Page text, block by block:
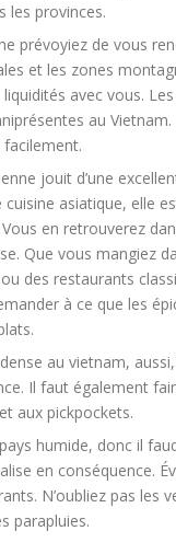
les provinces.
prévoyiez de vous
et les zones
avec vous.
au
jouit d’une
asiatique, elle
en retrouverez
Que vous mangiez
des restaurants
à ce que les
au vietnam,
Il faut également
aux pickpockets.
humide, donc il
en conséquence.
N’oubliez pas les
parapluies.